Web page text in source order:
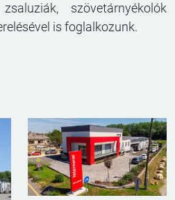
szövetárnyékolók
is foglalkozunk.